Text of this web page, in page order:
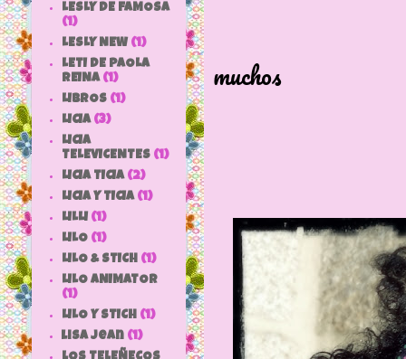
muchos
LESLY DE FAMOSA
(1)
LESLY NEW (1)
LETI DE PAOLA
REINA (1)
LIBROS (1)
LICIA (3)
LICIA
TELEVICENTES (1)
LICIA TICIA (2)
LICIA Y TICIA (1)
LILLI (1)
LILO (1)
LILO & STICH (1)
LILO ANIMATOR
(1)
LILO Y STICH (1)
lisa jean (1)